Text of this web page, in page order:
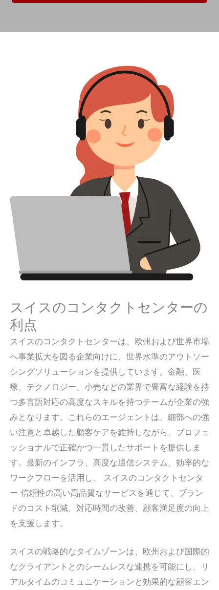
スイスのコンタクトセンターの
利点
スイスのコンタクトセンターは、欧州および世界市場
へ事業拡大を図る企業向けに、世界水準のアウトソー
シングソリューションを提供しています。金融、医
療、テクノロジー、小売などの業界で豊富な経験を持
つ多言語対応の高度なスキルを持つチームが企業の強
みとなります。これらのエージェントは、細部への強
い注意と卓越した顧客ケアを維持しながら、プロフェ
ッショナルで正確かつ一貫したサポートを提供しま
す。最新のインフラ、高度な通信システム、効率的な
ワークフローを活用し、
スイスのコンタクトセンタ
ー 信頼性の高い高品質なサービスを通じて、ブラン
ドのコスト削減、対応時間の改善、顧客満足度の向上
を支援します。
スイスの戦略的なタイムゾーンは、欧州および国際的
なクライアントとのシームレスな連携を可能にし、リ
アルタイムのコミュニケーションと効果的な顧客エン